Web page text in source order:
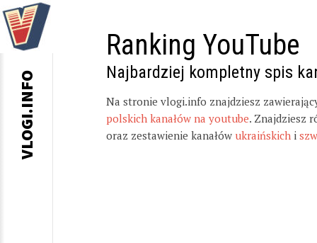
Ranking YouTube
Najbardziej kompletny spis
Na stronie vlogi.info znajdziesz
polskich kanałów na youtube. Znajdziesz
oraz zestawienie kanałów ukraińskich i
VLOGI.INFO